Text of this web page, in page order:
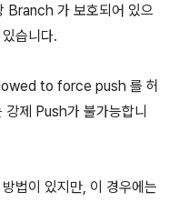
가 보호되어 있으
습니다.
to force push 를 허
제 Push가 불가능합니
법이 있지만, 이 경우에는